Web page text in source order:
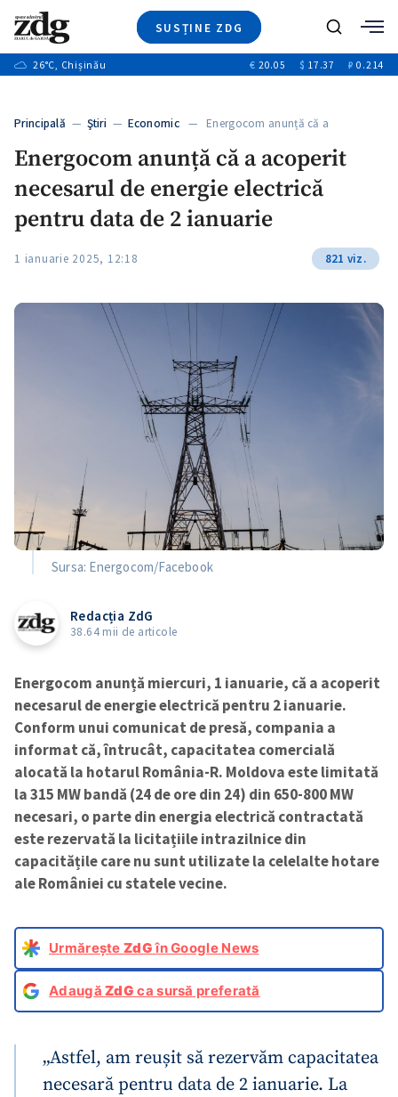
SUSȚINE ZDG
Ştiri
+9
Special
+1
Blog
Caută
26°C, Chișinău € 20.05 $ 17.37 ₽ 0.214
Principală — Ştiri — Economic— Energocom anunță că a
Energocom anunță că a acoperit
necesarul de energie electrică
pentru data de 2 ianuarie
1 ianuarie 2025, 12:18 821 viz.
Sursa: Energocom/Facebook
Redacția ZdG
38.64 mii de articole
Energocom anunță miercuri, 1 ianuarie, că a acoperit
necesarul de energie electrică pentru 2 ianuarie.
Conform unui comunicat de presă, compania a
informat că, întrucât, capacitatea comercială
alocată la hotarul România-R. Moldova este limitată
la 315 MW bandă (24 de ore din 24) din 650-800 MW
necesari, o parte din energia electrică contractată
este rezervată la licitațiile intrazilnice din
capacitățile care nu sunt utilizate la celelalte hotare
ale României cu statele vecine.
Urmărește ZdGîn Google News
AdaugăZdG ca sursă preferată
„Astfel, am reușit să rezervăm capacitatea
necesară pentru data de 2 ianuarie. La